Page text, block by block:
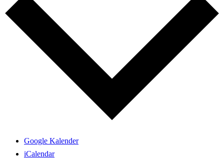
Google Kalender
iCalendar